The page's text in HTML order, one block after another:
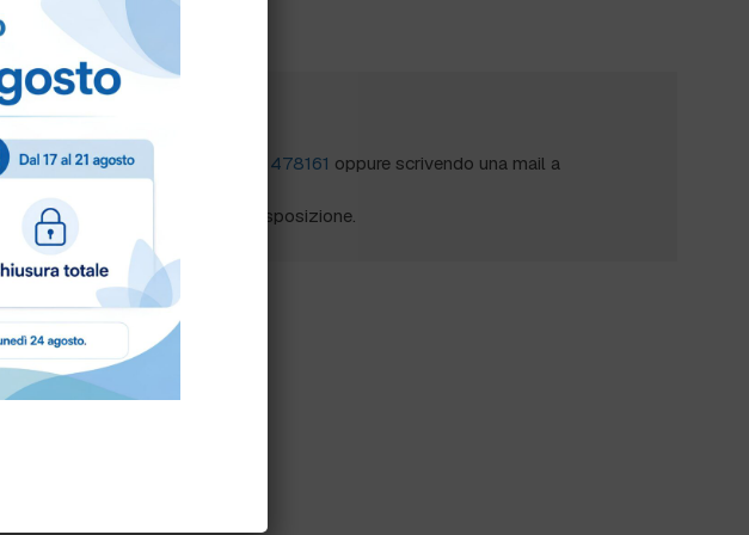
Come ordinare?
Puoi ordinare chiamando al 0172 478161 oppure scrivendo una mail a
Per ogni informazione siamo a disposizione.